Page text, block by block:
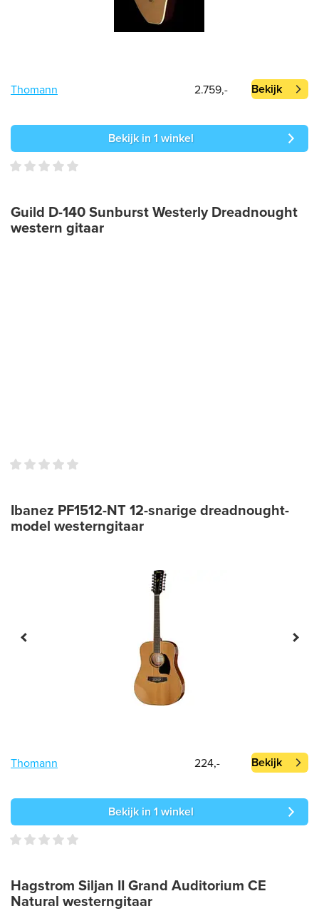
Thomann 2.759,- Bekijk
Bekijk in 1 winkel
Guild D-140 Sunburst Westerly Dreadnought
western gitaar
Ibanez PF1512-NT 12-snarige dreadnought-
model westerngitaar
Thomann 224,- Bekijk
Bekijk in 1 winkel
Hagstrom Siljan II Grand Auditorium CE
Natural westerngitaar